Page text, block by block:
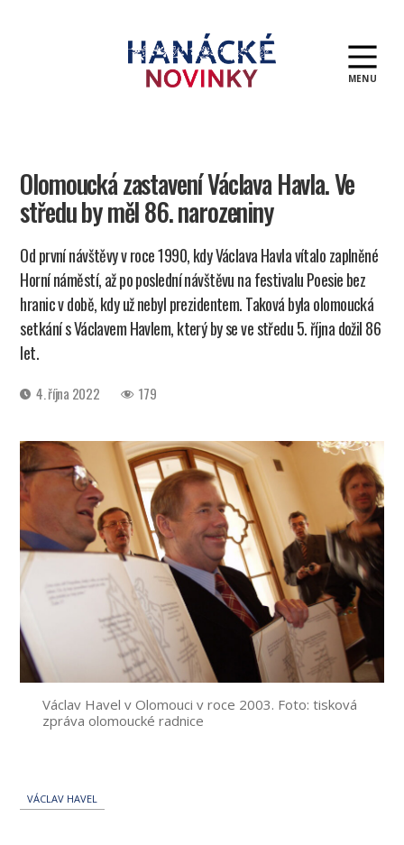
MENU
Olomoucká zastavení Václava Havla. Ve
středu by měl 86. narozeniny
Od první návštěvy v roce 1990, kdy Václava Havla vítalo zaplněné
Horní náměstí, až po poslední návštěvu na festivalu Poesie bez
hranic v době, kdy už nebyl prezidentem. Taková byla olomoucká
setkání s Václavem Havlem, který by se ve středu 5. října dožil 86
let.
Datum
příspěvku
4. října 2022 179
Václav Havel v Olomouci v roce 2003. Foto: tisková
zpráva olomoucké radnice
VÁCLAV HAVEL